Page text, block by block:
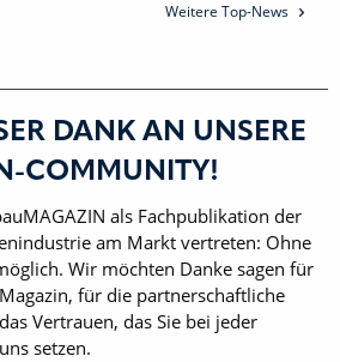
Weitere Top-News
DANK AN UNSERE B
COMMUNITY!
als Fachpublikation der
am Markt vertreten: Ohne
Wir möchten Danke sagen für
für die partnerschaftliche
Vertrauen, das Sie bei jeder
setzen.